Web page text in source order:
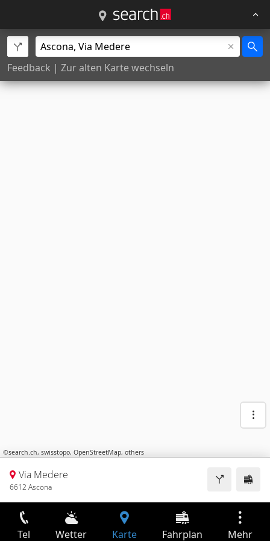
Feedback | Zur alten Karte wechseln
©search.ch, swisstopo, OpenStreetMap, others
Via Medere
6612 Ascona
Tel Wetter Karte Fahrplan Mehr